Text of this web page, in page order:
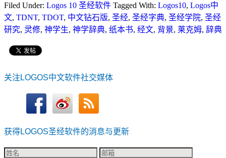
Filed Under: Logos 10 圣经软件 Tagged With: Logos10, Logos中
文, TDNT, TDOT, 中文钻石版, 圣经, 圣经字典, 圣经学院, 圣经
研究, 灵修, 神学生, 神学辞典, 纸本书, 经文, 背景, 莱克姆, 辞典
关注LOGOS中文软件社交媒体
获得LOGOS圣经软件的消息与更新